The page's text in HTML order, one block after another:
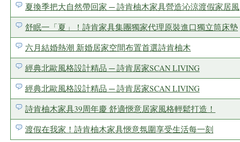
夏換季把大自然帶回家 ─ 詩肯柚木家具營造沁涼渡假家居風
舒眠一「夏」！詩肯家具集團獨家代理原裝進口獨立筒床墊
六月結婚熱潮 新婚居家空間布置首選詩肯柚木
經典北歐風格設計精品 ─ 詩肯居家SCAN LIVING
經典北歐風格設計精品 ─ 詩肯居家SCAN LIVING
詩肯柚木家具39周年慶 舒適愜意居家風格輕鬆打造！
渡假在我家！詩肯柚木家具愜意氛圍享受生活每一刻